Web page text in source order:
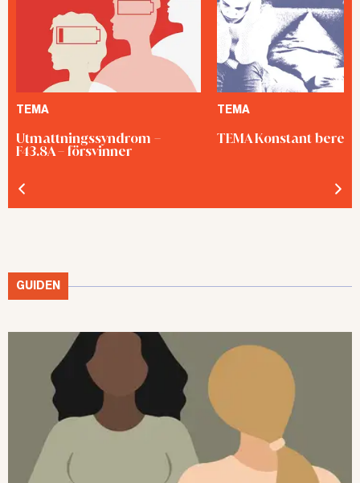
TEMA
Utmattningssyndrom –
F43.8A – försvinner
TEMA
TEMA Konstant
GUIDEN